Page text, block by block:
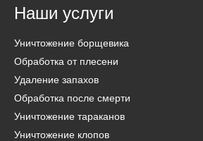
Наши услуги
Уничтожение борщевика
Обработка от плесени
Удаление запахов
Обработка после смерти
Уничтожение тараканов
Уничтожение клопов